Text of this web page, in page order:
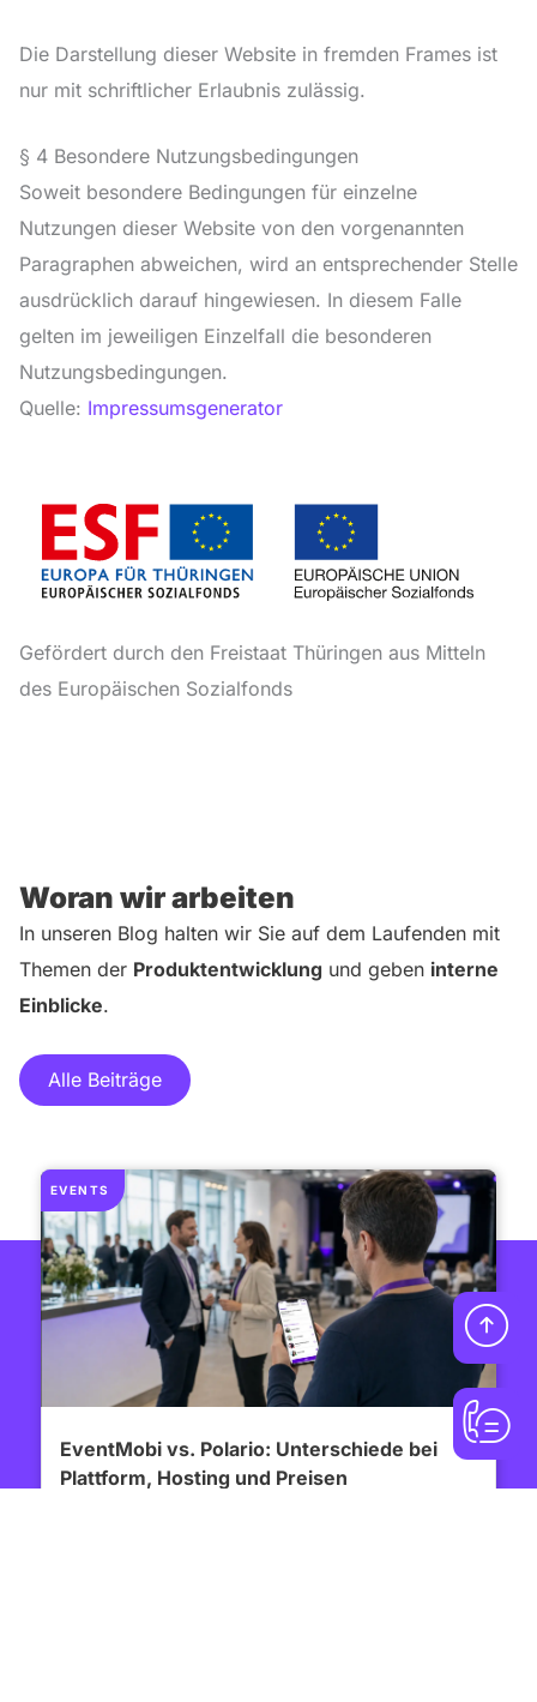
Die Darstellung dieser Website in fremden Frames ist
nur mit schriftlicher Erlaubnis zulässig.
§ 4 Besondere Nutzungsbedingungen
Soweit besondere Bedingungen für einzelne
Nutzungen dieser Website von den vorgenannten
Paragraphen abweichen, wird an entsprechender Stelle
ausdrücklich darauf hingewiesen. In diesem Falle
gelten im jeweiligen Einzelfall die besonderen
Nutzungsbedingungen.
Quelle: Impressumsgenerator
Gefördert durch den Freistaat Thüringen aus Mitteln
des Europäischen Sozialfonds
Woran wir arbeiten
In unseren Blog halten wir Sie auf dem Laufenden mit
Themen der Produktentwicklung und geben interne
Einblicke.
Alle Beiträge
EVENTS
EventMobi vs. Polario: Unterschiede bei
Plattform, Hosting und Preisen